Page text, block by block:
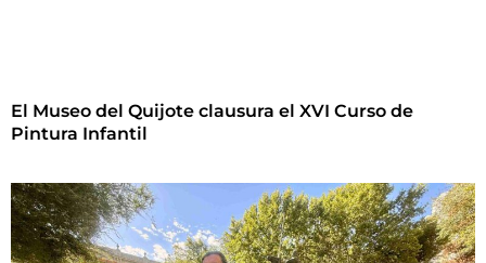
El Museo del Quijote clausura el XVI Curso de
Pintura Infantil